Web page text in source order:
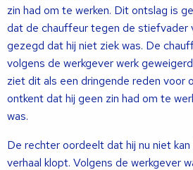
zin had om te werken. Dit ontslag is
dat de chauffeur tegen de stiefvader
gezegd dat hij niet ziek was. De
volgens de werkgever werk
ziet dit als een dringende reden voor
ontkent dat hij geen zin had om te
was.
De rechter oordeelt dat hij nu niet
verhaal klopt. Volgens de werkgever